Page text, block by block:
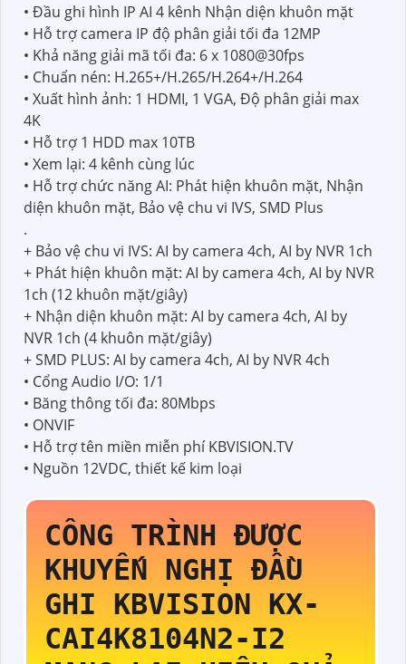
• Đầu ghi hình IP AI 4 kênh Nhận diện khuôn mặt
• Hỗ trợ camera IP độ phân giải tối đa 12MP
• Khả năng giải mã tối đa: 6 x 1080@30fps
• Chuẩn nén: H.265+/H.265/H.264+/H.264
• Xuất hình ảnh: 1 HDMI, 1 VGA, Độ phân giải max
4K
• Hỗ trợ 1 HDD max 10TB
• Xem lại: 4 kênh cùng lúc
• Hỗ trợ chức năng AI: Phát hiện khuôn mặt, Nhận
diện khuôn mặt, Bảo vệ chu vi IVS, SMD Plus
.
+ Bảo vệ chu vi IVS: AI by camera 4ch, AI by NVR 1ch
+ Phát hiện khuôn mặt: AI by camera 4ch, AI by NVR
1ch (12 khuôn mặt/giây)
+ Nhận diện khuôn mặt: AI by camera 4ch, AI by
NVR 1ch (4 khuôn mặt/giây)
+ SMD PLUS: AI by camera 4ch, AI by NVR 4ch
• Cổng Audio I/O: 1/1
• Băng thông tối đa: 80Mbps
• ONVIF
• Hỗ trợ tên miền miễn phí KBVISION.TV
• Nguồn 12VDC, thiết kế kim loại
CÔNG TRÌNH ĐƯỢC
KHUYẾN NGHỊ ĐẦU
GHI KBVISION KX-
CAI4K8104N2-I2